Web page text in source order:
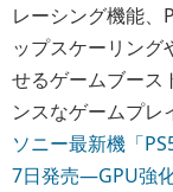
レーシング機能、
ップスケーリング
せるゲームブース
ンスなゲームプレ
ソニー最新機「
7日発売―GPU強